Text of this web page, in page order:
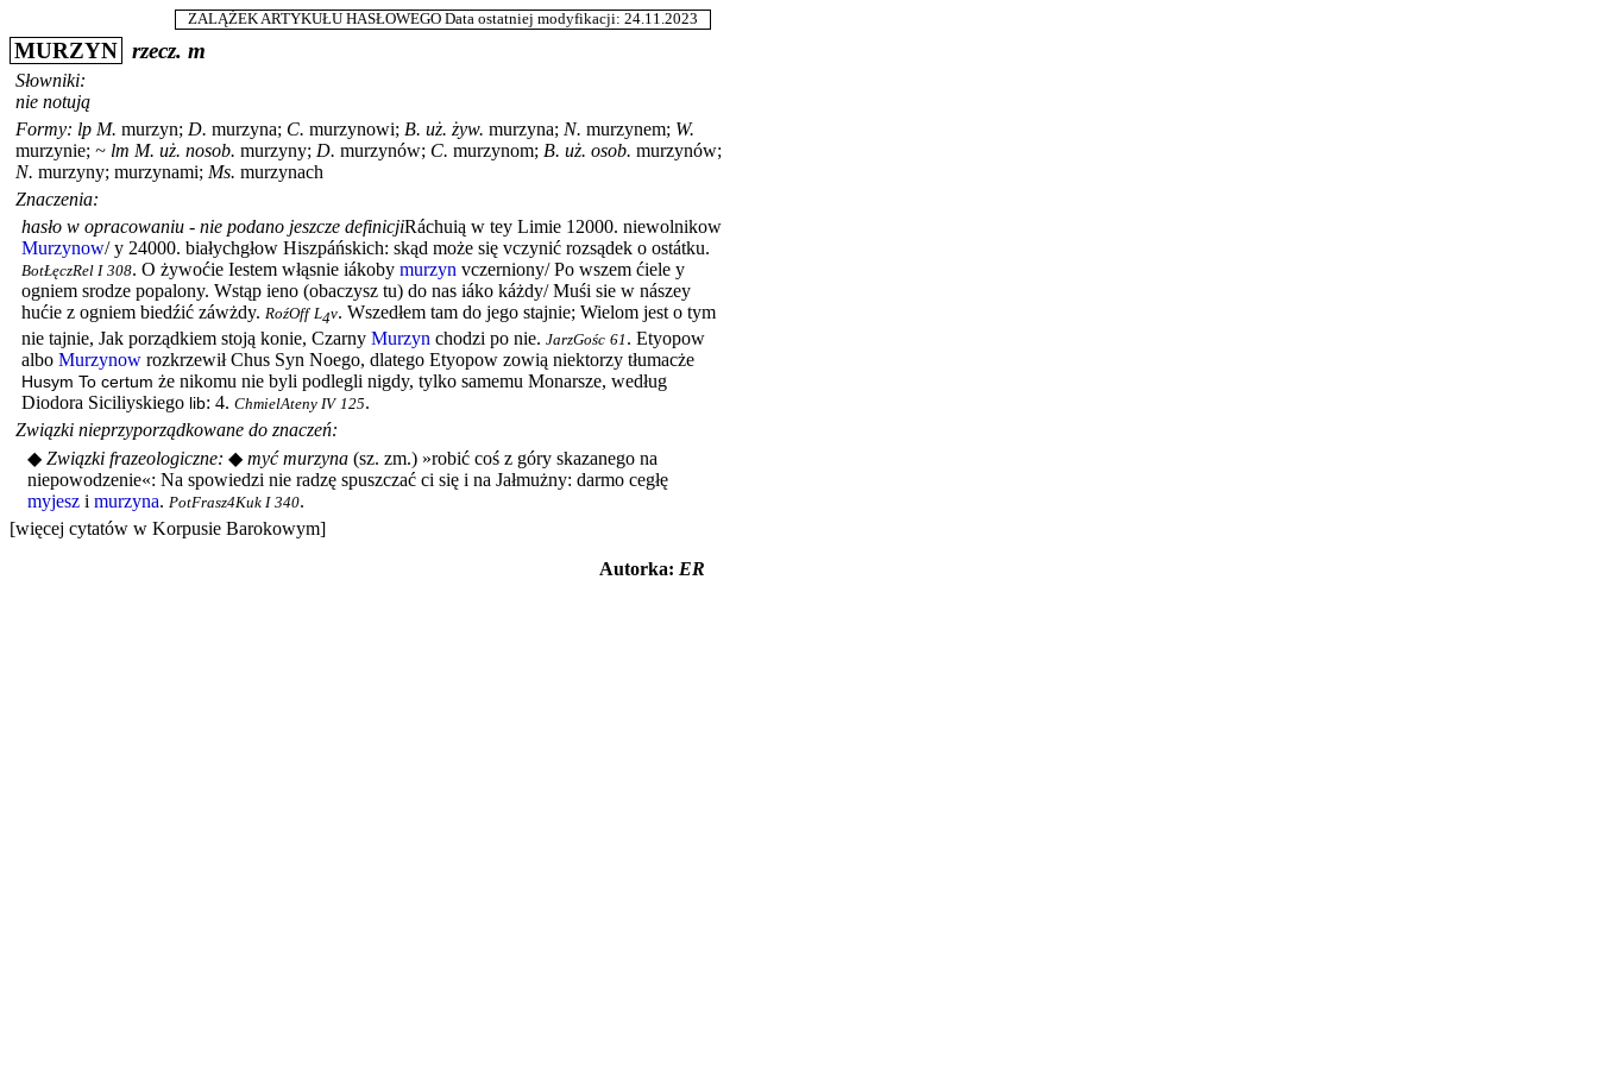
ZALĄŻEK ARTYKUŁU HASŁOWEGO Data ostatniej modyfikacji: 24.11.2023
MURZYN rzecz. m
Słowniki:
nie notują
Formy: lp M. murzyn; D. murzyna; C. murzynowi; B. uż. żyw. murzyna; N. murzynem; W.
murzynie; ~ lm M. uż. nosob. murzyny; D. murzynów; C. murzynom; B. uż. osob. murzynów;
N. murzyny; murzynami; Ms. murzynach
Znaczenia:
hasło w opracowaniu - nie podano jeszcze definicjiRáchuią w tey Limie 12000. niewolnikow
Murzynow/ y 24000. białychgłow Hiszpáńskich: skąd może się vczynić rozsądek o ostátku.
BotŁęczRel I 308. O żywoćie Iestem włąsnie iákoby murzyn vczerniony/ Po wszem ćiele y
ogniem srodze popalony. Wstąp ieno (obaczysz tu) do nas iáko káżdy/ Muśi sie w nászey
hućie z ogniem biedźić záwżdy. RoźOff L4v. Wszedłem tam do jego stajnie; Wielom jest o tym
nie tajnie, Jak porządkiem stoją konie, Czarny Murzyn chodzi po nie. JarzGośc 61 . Etyopow
albo Murzynow rozkrzewił Chus Syn Noego, dlatego Etyopow zowią niektorzy tłumacże
Husym To certum że nikomu nie byli podlegli nigdy, tylko samemu Monarsze, według
Diodora Siciliyskiego lib: 4. ChmielAteny IV 125.
Związki nieprzyporządkowane do znaczeń:
◆ Związki frazeologiczne: ◆ myć murzyna (sz. zm.) »robić coś z góry skazanego na
niepowodzenie«: Na spowiedzi nie radzę spuszczać ci się i na Jałmużny: darmo cegłę
myjesz i murzyna. PotFrasz4Kuk I 340.
[więcej cytatów w Korpusie Barokowym]
Autorka: ER